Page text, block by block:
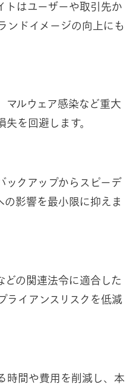
トはユーザーや取引先か
ンドイメージの向上にも
マルウェア感染など重大
失を回避します。
ックアップからスピーデ
の影響を最小限に抑えま
どの関連法令に適合した
ライアンスリスクを低減
時間や費用を削減し、本